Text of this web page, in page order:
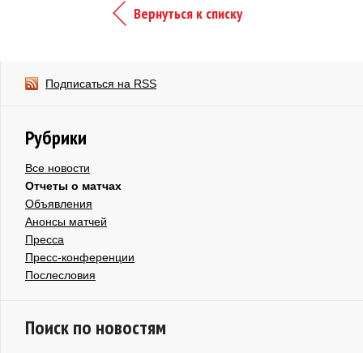
Вернуться к списку
Подписаться на RSS
Рубрики
Все новости
Отчеты о матчах
Объявления
Анонсы матчей
Пресса
Пресс-конференции
Послесловия
Поиск по новостям